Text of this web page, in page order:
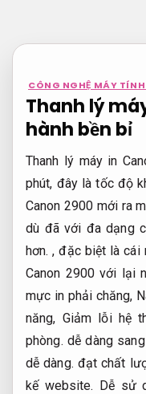
nội
CÔNG NGHỆ MÁY
Thanh lý
hành bền bỉ
Thanh lý máy in
phút, đây là tốc độ
Canon 2900 mới ra
dù đã với đa dạng
hơn. , đặc biệt là cái
Canon 2900 với lại
mực in phải chăng,
năng, Giảm lỗi hệ
phòng. dễ dàng
dễ dàng. đạt chất
kế website. Dễ sử